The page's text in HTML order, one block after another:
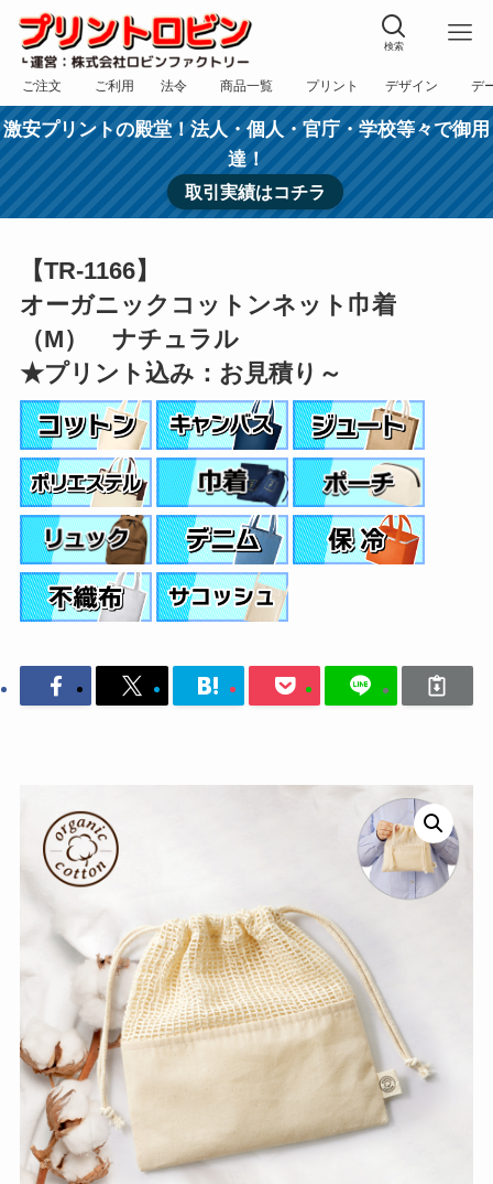
検索
ご注文
フォーム
ご利用
規約
法令
表記
商品一覧
カテゴリー
プリント
方法
デザイン
依頼
デ
入
激安プリントの殿堂！法人・個人・官庁・学校等々で御用
達！
取引実績はコチラ
【TR-1166】
オーガニックコットンネット巾着
（M） ナチュラル
★プリント込み：お見積り～